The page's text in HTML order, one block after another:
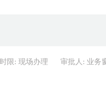
时限: 现场办理 审批人: 业务